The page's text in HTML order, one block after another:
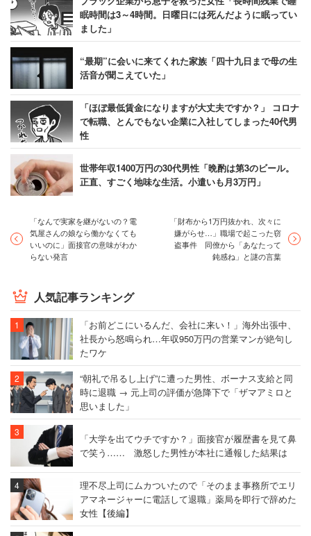
眠時間は3～4時間。日曜日には死んだように眠ってい
ました」
“最期”に会いに来てくれた家族「四十九日まで母の生
活音が聞こえていた」
「ほぼ最低賃金になりますが大丈夫ですか？」 コロナ
で転職、とんでもない企業に入社してしまった40代男
性
世帯年収1400万円の30代男性「晩酌は第3のビール。
正直、すごく地味な生活。小遣いも月3万円」
「なんで実家を継がないの？電
気屋さんの娘なら働かなくても
いいのに」面接官の意味がわか
らない発言
「財布から1万円抜かれ、次々に
嫌がらせ…」職場で起こった窃
盗事件 同僚から「あなたって
鈍感ね」と謎の言葉
人気記事ランキング
「お前どこにいるんだ、会社に来い！」海外出張中、
社長から怒鳴られ…年収950万円の営業マンが絶句し
たワケ
“朝礼で吊るし上げ”に遭った男性、ボーナス支給と同
時に退職 → 元上司の評価が急降下で「ザマアミロと
思いました」
「大学を出てウチですか？」面接官が履歴書を見て鼻
で笑う…… 激怒した男性が本社に通報した結果は
理不尽上司にムカついたので「そのまま事務所でエリ
アマネージャーに電話して退職」薬局を即行で辞めた
女性【後編】